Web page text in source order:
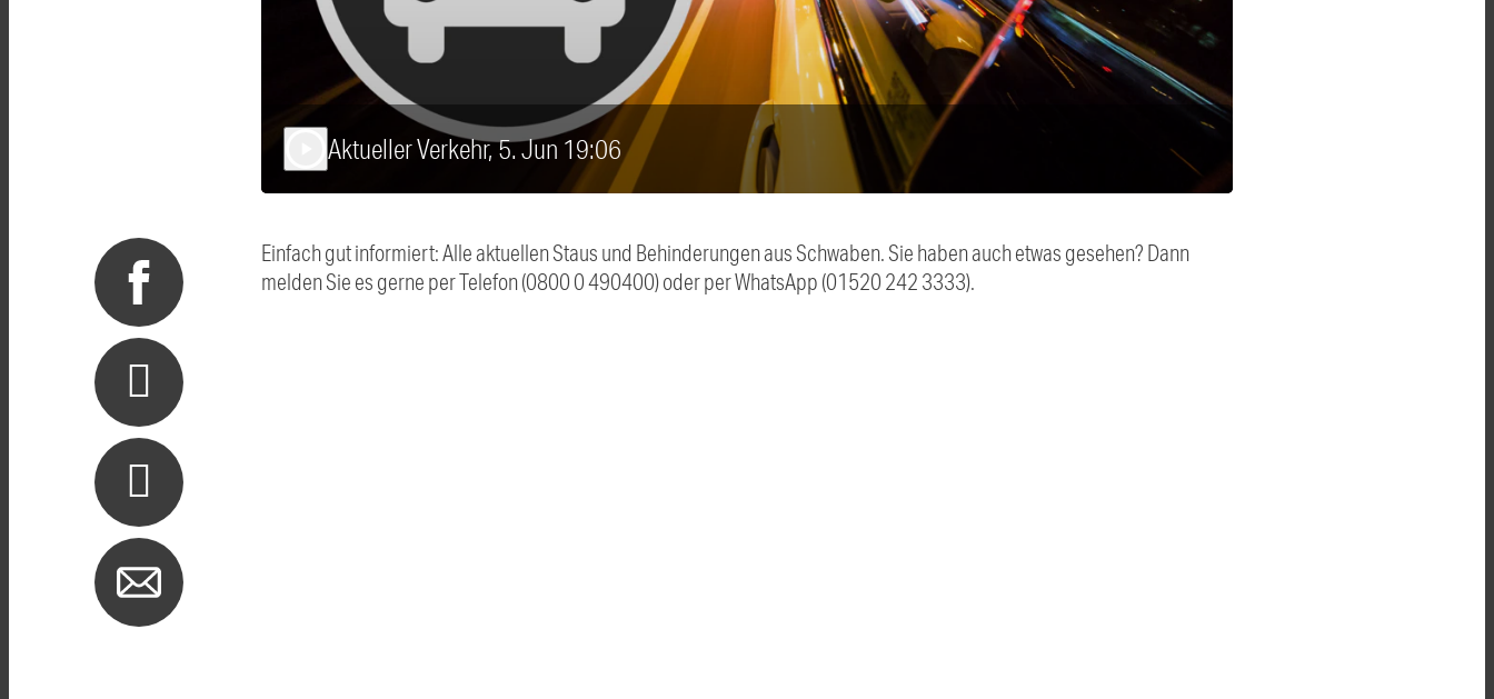
Aktueller Verkehr, 5. Jun 19:06
Einfach gut informiert: Alle aktuellen Staus und Behinderungen aus Schwaben. Sie haben auch etwas gesehen? Dann
melden Sie es gerne per Telefon (0800 0 490400) oder per WhatsApp (01520 242 3333).